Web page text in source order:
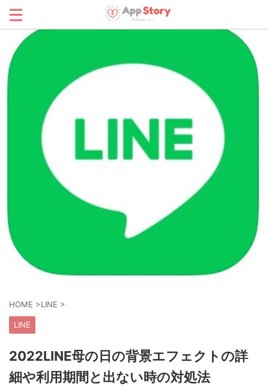
HOME >LINE >
LINE
2022LINE母の日の背景エフェクトの詳
細や利用期間と出ない時の対処法